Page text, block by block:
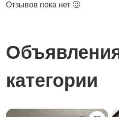
Отзывов пока нет 🥴
категории